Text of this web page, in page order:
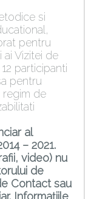
si
pentru
ai Vizitei de
participanti
pentru
regim de
al
– 2021.
video) nu
de
Contact sau
Informațiile